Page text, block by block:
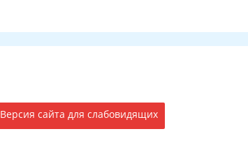
Версия сайта для слабовидящих